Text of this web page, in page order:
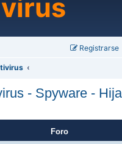
virus
Registrarse
- Spyware -
Foro